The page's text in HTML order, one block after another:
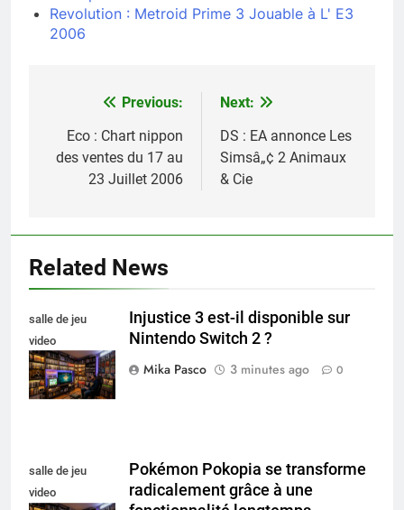
Revolution : Metroid Prime 3 Jouable à L' E3
2006
Navigation
de
l’article
Previous:
Eco : Chart nippon
des ventes du 17 au
23 Juillet 2006
Next:
DS : EA annonce Les
Simsâ„¢ 2 Animaux
& Cie
Related News
salle de jeu
video
collectionneur
Injustice 3 est-il disponible sur
Nintendo Switch 2 ?
Mika Pasco
3 minutes ago 0
salle de jeu
video
Pokémon Pokopia se transforme
radicalement grâce à une